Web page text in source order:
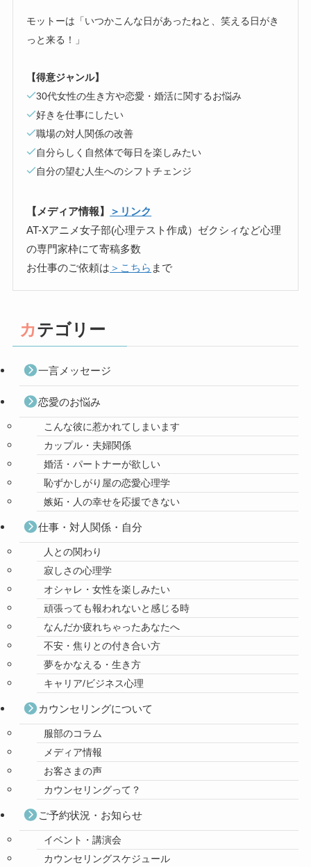
モットーは「いつかこんな日があったねと、笑える日がき
っと来る！」
【得意ジャンル】
30代女性の生き方や恋愛・婚活に関するお悩み
好きを仕事にしたい
職場の対人関係の改善
自分らしく自然体で毎日を楽しみたい
自分の望む人生へのシフトチェンジ
【メディア情報】
＞リンク
AT-Xアニメ女子部(心理テスト作成）ゼクシィなど心理
の専門家枠にて寄稿多数
お仕事のご依頼は ＞こちら まで
カテゴリー
一言メッセージ
恋愛のお悩み
こんな彼に惹かれてしまいます
カップル・夫婦関係
婚活・パートナーが欲しい
恥ずかしがり屋の恋愛心理学
嫉妬・人の幸せを応援できない
仕事・対人関係・自分
人との関わり
寂しさの心理学
オシャレ・女性を楽しみたい
頑張っても報われないと感じる時
なんだか疲れちゃったあなたへ
不安・焦りとの付き合い方
夢をかなえる・生き方
キャリア/ビジネス心理
カウンセリングについて
服部のコラム
メディア情報
お客さまの声
カウンセリングって？
ご予約状況・お知らせ
イベント・講演会
カウンセリングスケジュール